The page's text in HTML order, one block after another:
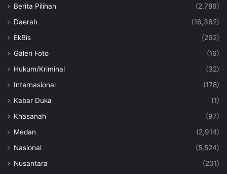
Berita Pilihan
(2,786)
Daerah
(16,362)
EkBis
(262)
Galeri Foto
(16)
Hukum/Kriminal
(32)
Internasional
(178)
Kabar Duka
(1)
Khasanah
(97)
Medan
(2,914)
Nasional
(5,524)
Nusantara
(201)